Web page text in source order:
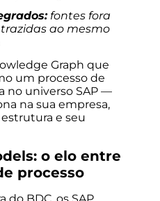
fontes fora
ao mesmo
Graph que
um processo de
no universo SAP —
na sua empresa,
e seu
o elo entre
processo